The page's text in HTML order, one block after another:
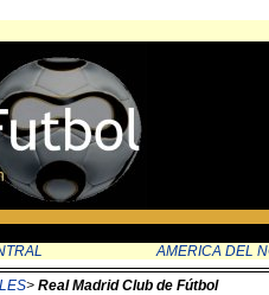
AMERICA DEL
> Real Madrid Club de Fútbol